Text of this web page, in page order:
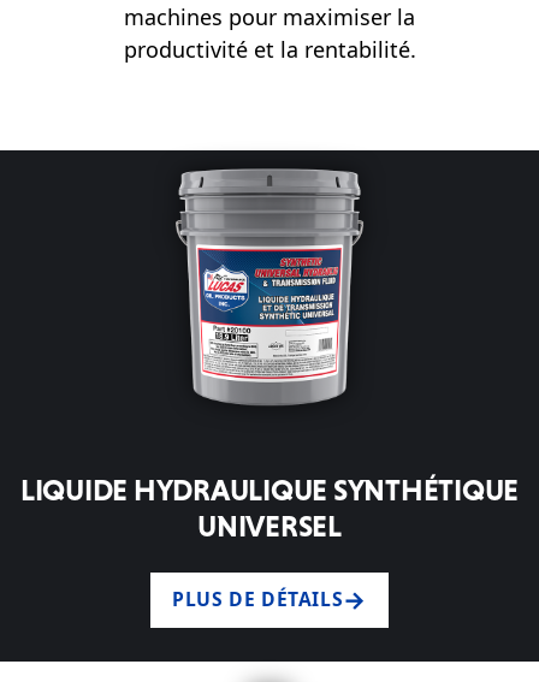
machines pour maximiser la
productivité et la rentabilité.
LIQUIDE HYDRAULIQUE SYNTHÉTIQUE
UNIVERSEL
PLUS DE DÉTAILS